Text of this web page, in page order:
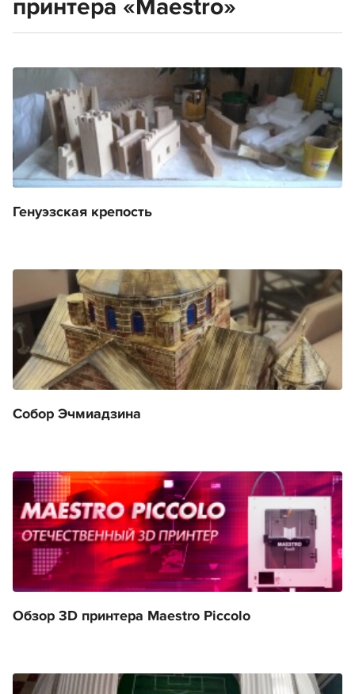
принтера «Maestro»
Генуэзская крепость
Собор Эчмиадзина
Обзор 3D принтера Maestro Piccolo